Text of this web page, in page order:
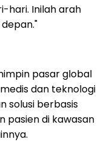
hari. Inilah arah
pasar global
dan teknologi
solusi berbasis
pasien di kawasan